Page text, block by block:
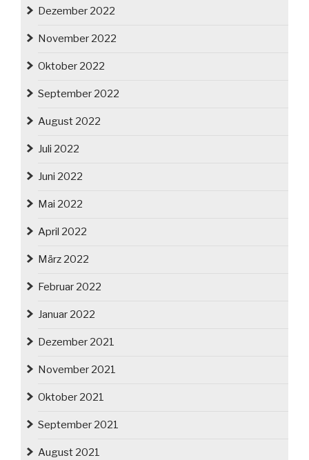
Dezember 2022
November 2022
Oktober 2022
September 2022
August 2022
Juli 2022
Juni 2022
Mai 2022
April 2022
März 2022
Februar 2022
Januar 2022
Dezember 2021
November 2021
Oktober 2021
September 2021
August 2021